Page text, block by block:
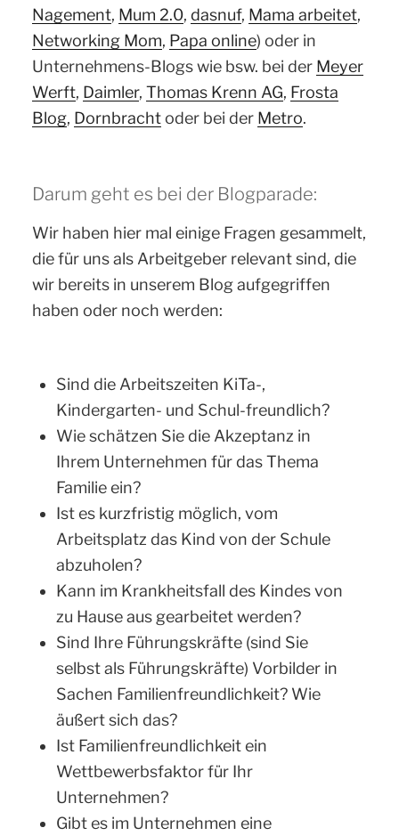
Nagement, Mum 2.0, dasnuf, Mama arbeitet,
Networking Mom, Papa online) oder in
Unternehmens-Blogs wie bsw. bei der Meyer
Werft, Daimler, Thomas Krenn AG, Frosta
Blog, Dornbrachtoder bei der Metro.
Darum geht es bei der Blogparade:
Wir haben hier mal einige Fragen gesammelt,
die für uns als Arbeitgeber relevant sind, die
wir bereits in unserem Blog aufgegriffen
haben oder noch werden:
Sind die Arbeitszeiten KiTa-,
Kindergarten- und Schul-freundlich?
Wie schätzen Sie die Akzeptanz in
Ihrem Unternehmen für das Thema
Familie ein?
Ist es kurzfristig möglich, vom
Arbeitsplatz das Kind von der Schule
abzuholen?
Kann im Krankheitsfall des Kindes von
zu Hause aus gearbeitet werden?
Sind Ihre Führungskräfte (sind Sie
selbst als Führungskräfte) Vorbilder in
Sachen Familienfreundlichkeit? Wie
äußert sich das?
Ist Familienfreundlichkeit ein
Wettbewerbsfaktor für Ihr
Unternehmen?
Gibt es im Unternehmen eine